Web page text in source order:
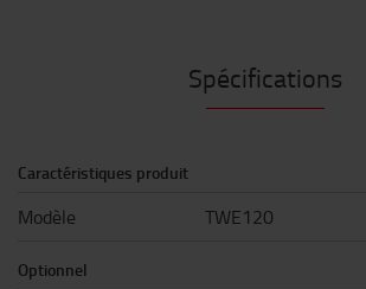
Spécifications
Caractéristiques produit
Modèle TWE120
Optionnel